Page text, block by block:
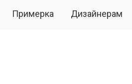
Примерка Дизайнерам